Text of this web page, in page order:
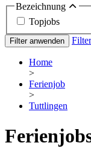
Bezeichnung
Topjobs
Filter anwenden
Home
>
Ferienjob
>
Tuttlingen